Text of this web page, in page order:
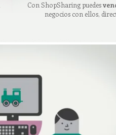
Con ShopSharing puedes
negocios con ellos,